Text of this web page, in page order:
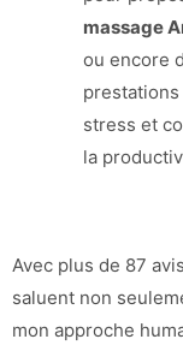
massage
ou encore
stress et
la
Avec plus de 87
saluent non
mon approche